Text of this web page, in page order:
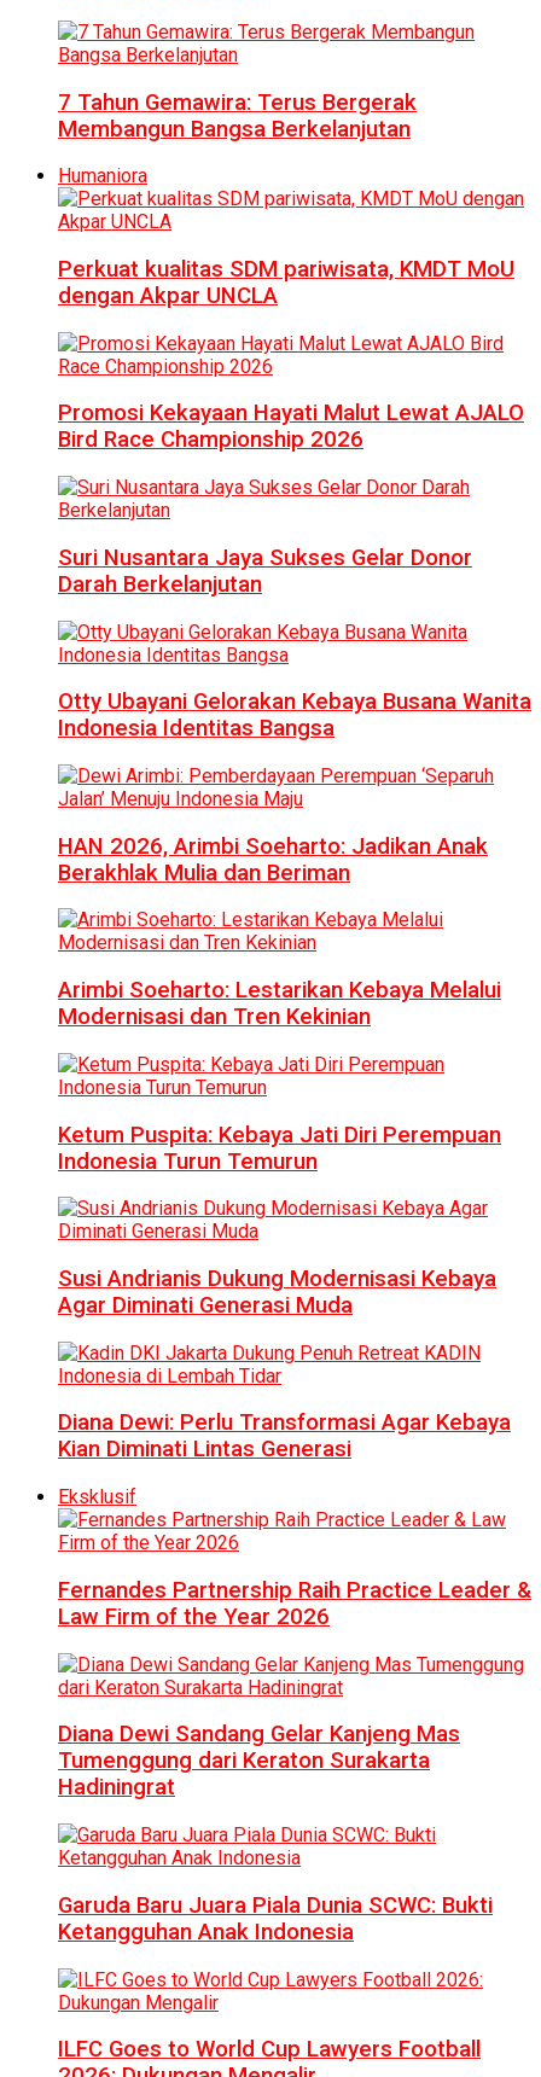
7 Tahun Gemawira: Terus Bergerak
Membangun Bangsa Berkelanjutan
Humaniora
Perkuat kualitas SDM pariwisata, KMDT MoU
dengan Akpar UNCLA
Promosi Kekayaan Hayati Malut Lewat AJALO
Bird Race Championship 2026
Suri Nusantara Jaya Sukses Gelar Donor
Darah Berkelanjutan
Otty Ubayani Gelorakan Kebaya Busana Wanita
Indonesia Identitas Bangsa
HAN 2026, Arimbi Soeharto: Jadikan Anak
Berakhlak Mulia dan Beriman
Arimbi Soeharto: Lestarikan Kebaya Melalui
Modernisasi dan Tren Kekinian
Ketum Puspita: Kebaya Jati Diri Perempuan
Indonesia Turun Temurun
Susi Andrianis Dukung Modernisasi Kebaya
Agar Diminati Generasi Muda
Diana Dewi: Perlu Transformasi Agar Kebaya
Kian Diminati Lintas Generasi
Eksklusif
Fernandes Partnership Raih Practice Leader &
Law Firm of the Year 2026
Diana Dewi Sandang Gelar Kanjeng Mas
Tumenggung dari Keraton Surakarta
Hadiningrat
Garuda Baru Juara Piala Dunia SCWC: Bukti
Ketangguhan Anak Indonesia
ILFC Goes to World Cup Lawyers Football